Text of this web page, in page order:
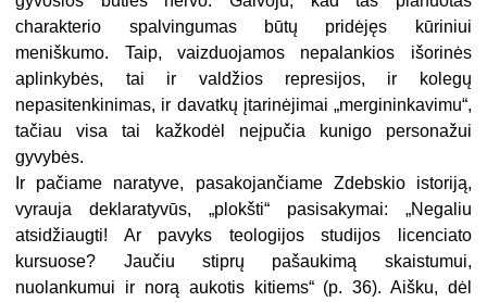
charakterio spalvingumas būtų pridėjęs kūriniui
meniškumo. Taip, vaizduojamos nepalankios išorinės
aplinkybės, tai ir valdžios represijos, ir kolegų
nepasitenkinimas, ir davatkų įtarinėjimai „mergininkavimu“,
tačiau visa tai kažkodėl neįpučia kunigo personažui
gyvybės.
Ir pačiame naratyve, pasakojančiame Zdebskio istoriją,
vyrauja deklaratyvūs, „plokšti“ pasisakymai: „Negaliu
atsidžiaugti! Ar pavyks teologijos studijos licenciato
kursuose? Jaučiu stiprų pašaukimą skaistumui,
nuolankumui ir norą aukotis kitiems“ (p. 36). Aišku, dėl